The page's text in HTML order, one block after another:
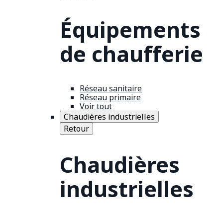
Équipements
de chaufferie
Réseau sanitaire
Réseau primaire
Voir tout
Chaudières industrielles
Retour
Chaudières
industrielles